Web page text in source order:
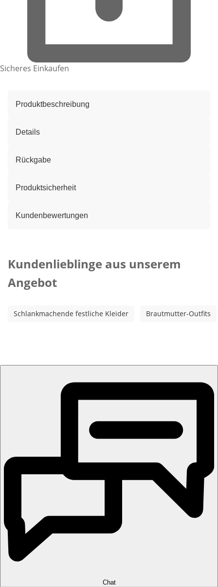
Sicheres Einkaufen
Produktbeschreibung
Details
Rückgabe
Produktsicherheit
Kundenbewertungen
Kundenlieblinge aus unserem
Angebot
Schlankmachende festliche Kleider Brautmutter-Outfits
Chat